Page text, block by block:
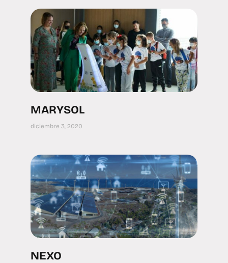
MARYSOL
diciembre 3, 2020
NEXO